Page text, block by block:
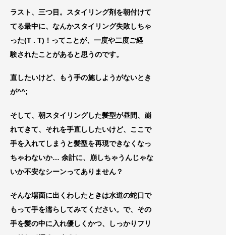
ラスト、三つ目。
スタイリング剤を朝付けて
てる最中に、なんかスタイリング失敗しちゃ
った(T . T)！ってことが、一度や二度ご経
験されたことがあると思うのです。
直したいけど、もう手の施しようがないとき
が^^;
そして、朝スタイリングした髪型が昼間、崩
れてきて、それを手直ししたいけど、ここで
手を入れてしまうと髪型を再現できなくなっ
ちゃわないか… 余計に、崩しちゃうんじゃな
いか不安なシーンってありません？
そんな場面に出くわしたときは水道の蛇口で
もって手を濡らしてみてください。で、その
手を髪の中に入れ優し くかつ、しっかりフリ